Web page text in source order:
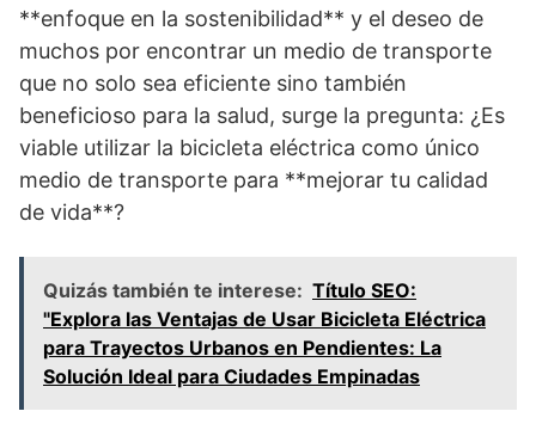
**enfoque en la sostenibilidad** y el deseo de
muchos por encontrar un medio de transporte
que no solo sea eficiente sino también
beneficioso para la salud, surge la pregunta: ¿Es
viable utilizar la bicicleta eléctrica como único
medio de transporte para **mejorar tu calidad
de vida**?
Quizás también te interese: Título SEO:
"Explora las Ventajas de Usar Bicicleta Eléctrica
para Trayectos Urbanos en Pendientes: La
Solución Ideal para Ciudades Empinadas